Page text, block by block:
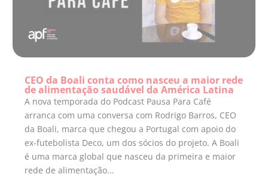
CEO da Boali conta como nasceu a maior rede
de alimentação saudável da América Latina
A nova temporada do Podcast Pausa Para Café
arranca com uma conversa com Rodrigo Barros, CEO
da Boali, marca que chegou a Portugal com apoio do
ex-futebolista Deco, um dos sócios do projeto. A Boali
é uma marca global que nasceu da primeira e maior
rede de alimentação...